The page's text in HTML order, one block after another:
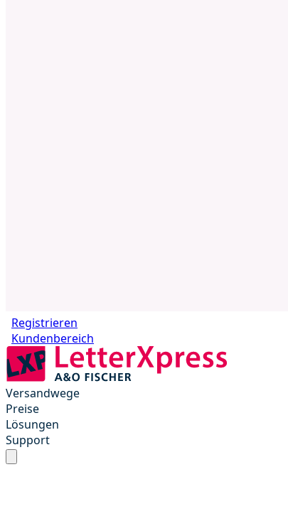
Registrieren
Kundenbereich
Versandwege
Preise
Lösungen
Support